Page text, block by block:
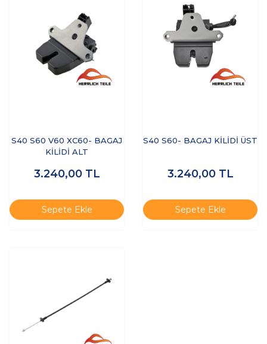
S40 S60 V60 XC60- BAGAJ
KİLİDİ ALT
3.240,00 TL
Sepete Ekle
S40 S60- BAGAJ KİLİDİ ÜST
3.240,00 TL
Sepete Ekle